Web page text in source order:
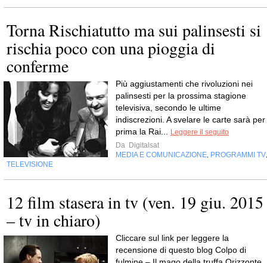
Torna Rischiatutto ma sui palinsesti si
rischia poco con una pioggia di
conferme
Più aggiustamenti che rivoluzioni nei
palinsesti per la prossima stagione
televisiva, secondo le ultime
indiscrezioni. A svelare le carte sarà per
prima la Rai... Leggere il seguito
Da Digitalsat
MEDIA E COMUNICAZIONE, PROGRAMMI TV,
TELEVISIONE
12 film stasera in tv (ven. 19 giu. 2015
– tv in chiaro)
Cliccare sul link per leggere la
recensione di questo blog Colpo di